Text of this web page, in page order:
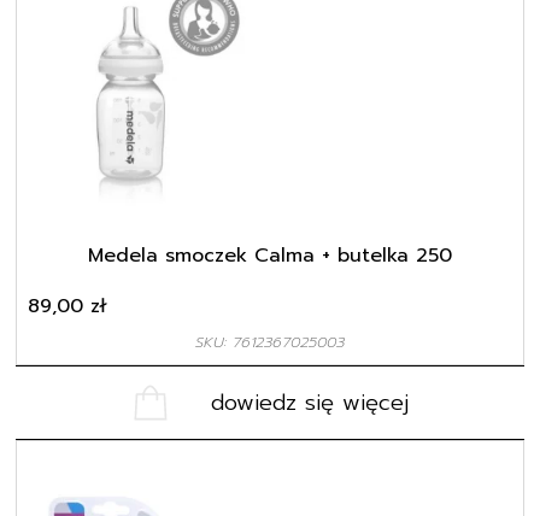
Medela smoczek Calma + butelka 250
SKU: 7612367025003
89,00 zł
dowiedz się więcej